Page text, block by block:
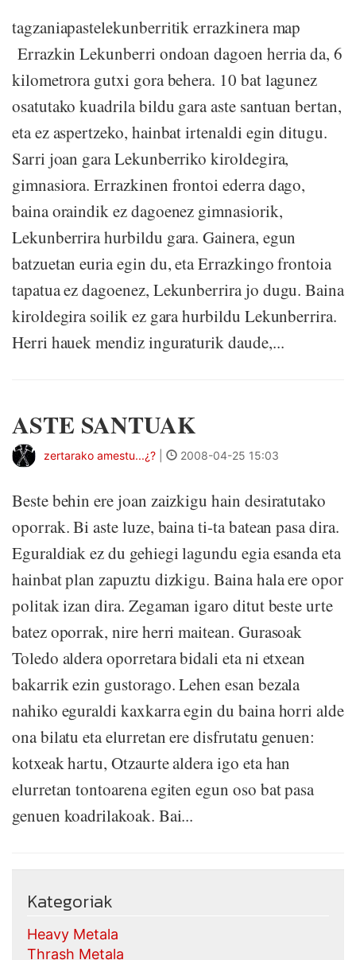
tagzaniapastelekunberritik errazkinera map
Errazkin Lekunberri ondoan dagoen herria da, 6
kilometrora gutxi gora behera. 10 bat lagunez
osatutako kuadrila bildu gara aste santuan bertan,
eta ez aspertzeko, hainbat irtenaldi egin ditugu.
Sarri joan gara Lekunberriko kiroldegira,
gimnasiora. Errazkinen frontoi ederra dago,
baina oraindik ez dagoenez gimnasiorik,
Lekunberrira hurbildu gara. Gainera, egun
batzuetan euria egin du, eta Errazkingo frontoia
tapatua ez dagoenez, Lekunberrira jo dugu. Baina
kiroldegira soilik ez gara hurbildu Lekunberrira.
Herri hauek mendiz inguraturik daude,...
ASTE SANTUAK
zertarako amestu...¿? 2008-04-25 15:03
Beste behin ere joan zaizkigu hain desiratutako
oporrak. Bi aste luze, baina ti-ta batean pasa dira.
Eguraldiak ez du gehiegi lagundu egia esanda eta
hainbat plan zapuztu dizkigu. Baina hala ere opor
politak izan dira. Zegaman igaro ditut beste urte
batez oporrak, nire herri maitean. Gurasoak
Toledo aldera oporretara bidali eta ni etxean
bakarrik ezin gustorago. Lehen esan bezala
nahiko eguraldi kaxkarra egin du baina horri alde
ona bilatu eta elurretan ere disfrutatu genuen:
kotxeak hartu, Otzaurte aldera igo eta han
elurretan tontoarena egiten egun oso bat pasa
genuen koadrilakoak. Bai...
Kategoriak
Heavy Metala
Thrash Metala